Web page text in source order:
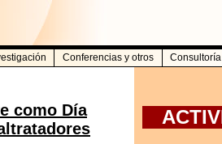
Conferencias y otros Consultoría
como Día